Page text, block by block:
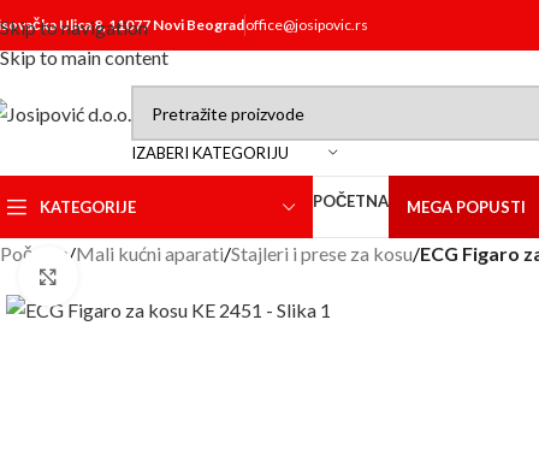
Skip to navigation
Skip to main content
Ulica 8, 11077 Novi Beogradoffice@josipovic.rs
IZABERI KATEGORIJU
KATEGORIJE POČETNA MEGA POPUSTI
Početna/Mali kućni aparati/Stajleri i prese za kosu/ECG Figaro